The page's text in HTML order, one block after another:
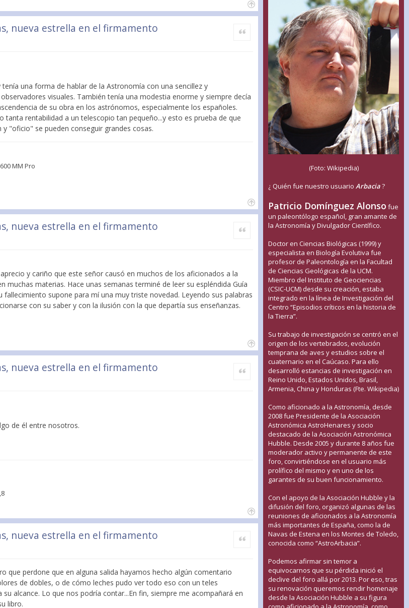
nueva estrella en el firmamento Citar
una forma de hablar de la Astronomía con una sencillez y
visuales. También tenía una modestia enorme y siempre decía
de su obra en los astrónomos, especialmente los españoles.
tanta rentabilidad a un telescopio tan pequeño...y esto es prueba de que
"oficio" se pueden conseguir grandes cosas.
MM Pro
nueva estrella en el firmamento Citar
y cariño que este señor causó en muchos de los aficionados a la
materias. Hace unas semanas terminé de leer su espléndida Guía
supone para mí una muy triste novedad. Leyendo sus palabras
con su saber y con la ilusión con la que departía sus enseñanzas.
nueva estrella en el firmamento Citar
de él entre nosotros.
nueva estrella en el firmamento Citar
que perdone que en alguna salida hayamos hecho algún comentario
de dobles, o de cómo leches pudo ver todo eso con un teles
alcance. Lo que nos podría contar...En fin, siempre me acompañará en
libro.
(Foto: Wikipedia)
¿ Quién fue nuestro usuario Arbacia?
Patricio Domínguez Alonso fue
un paleontólogo español, gran amante de
la Astronomía y Divulgador Científico.
Doctor en Ciencias Biológicas (1999) y
especialista en Biología Evolutiva fue
profesor de Paleontología en la Facultad
de Ciencias Geológicas de la UCM.
Miembro del Instituto de Geociencias
(CSIC-UCM) desde su creación, estaba
integrado en la línea de Investigación del
Centro “Episodios críticos en la historia de
la Tierra”.
Su trabajo de investigación se centró en el
origen de los vertebrados, evolución
temprana de aves y estudios sobre el
cuaternario en el Caúcaso. Para ello
desarrolló estancias de investigación en
Reino Unido, Estados Unidos, Brasil,
Armenia, China y Honduras (Fte. Wikipedia)
Como aficionado a la Astronomía, desde
2008 fue Presidente de la Asociación
Astronómica AstroHenares y socio
destacado de la Asociación Astronómica
Hubble. Desde 2005 y durante 8 años fue
moderador activo y permanente de este
foro, convirtiéndose en el usuario más
prolífico del mismo y en uno de los
garantes de su buen funcionamiento.
Con el apoyo de la Asociación Hubble y la
difusión del foro, organizó algunas de las
reuniones de aficionados a la Astronomía
más importantes de España, como la de
Navas de Estena en los Montes de Toledo,
conocida como “AstroArbacia”.
Podemos afirmar sin temor a
equivocarnos que su pérdida inició el
declive del foro allá por 2013. Por eso, tras
su renovación queremos rendir homenaje
desde la Asociación Hubble a su figura